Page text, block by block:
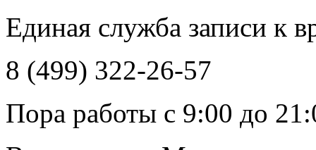
Единая служба записи к
8 (499) 322-26-57
Пора работы с 9:00 до